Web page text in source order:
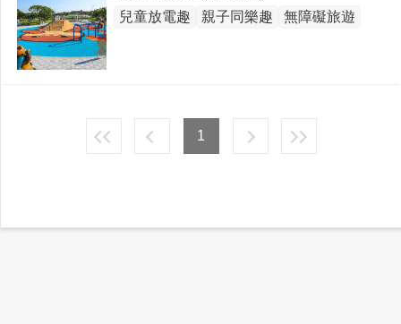
兒童放電趣
親子同樂趣 無障礙旅遊
1